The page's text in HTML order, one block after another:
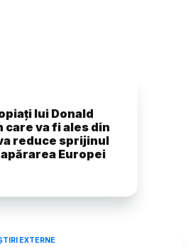
lui Donald
care va fi ales din
reduce sprijinul
Europei
EXTERNE